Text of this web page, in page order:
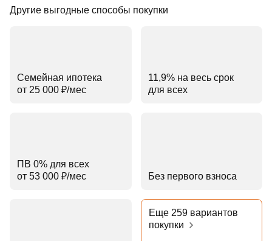
Другие выгодные способы покупки
Семейная ипотека
от 25 000 ₽⁠/⁠мес
11,9% на весь срок
для всех
ПВ 0% для всех
от 53 000 ₽⁠/⁠мес
Без первого взноса
Еще 259 вариантов
покупки